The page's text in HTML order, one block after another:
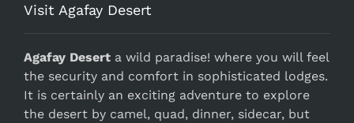
Visit Agafay Desert
Agafay Desert a wild paradise! where you will feel
the security and comfort in sophisticated lodges.
It is certainly an exciting adventure to explore
the desert by camel, quad, dinner, sidecar, but